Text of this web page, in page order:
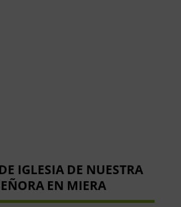
IGLESIA DE NUESTRA
EN MIERA